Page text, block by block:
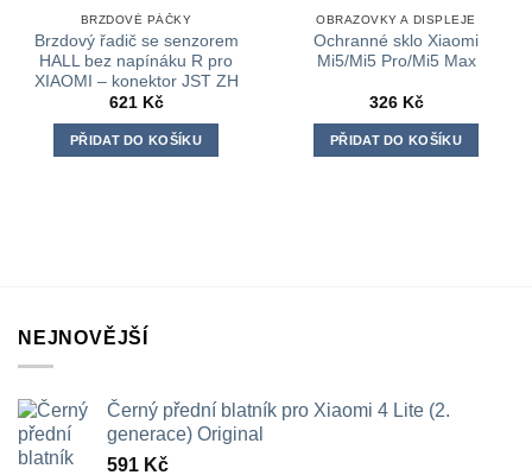
BRZDOVÉ PÁČKY
Brzdový řadič se senzorem
HALL bez napínáku R pro
XIAOMI – konektor JST ZH
621 Kč
PŘIDAT DO KOŠÍKU
OBRAZOVKY A DISPLEJE
Ochranné sklo Xiaomi
Mi5/Mi5 Pro/Mi5 Max
326 Kč
PŘIDAT DO KOŠÍKU
NEJNOVĚJŠÍ
Černý přední blatník pro Xiaomi 4 Lite (2.
generace) Original
591 Kč